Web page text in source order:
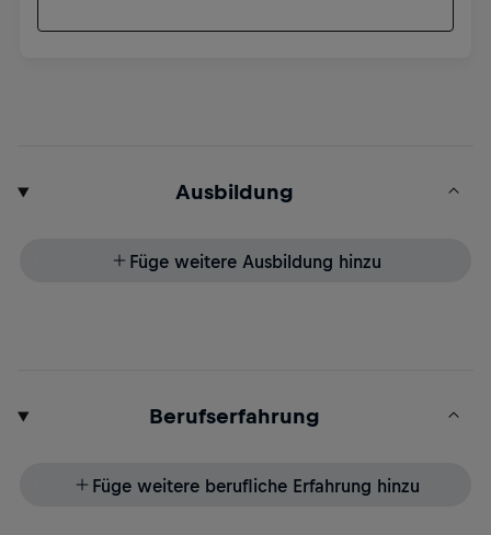
Ausbildung
Füge weitere Ausbildung hinzu
Berufserfahrung
Füge weitere berufliche Erfahrung hinzu